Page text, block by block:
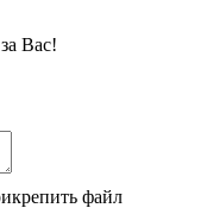
Вас!
файл